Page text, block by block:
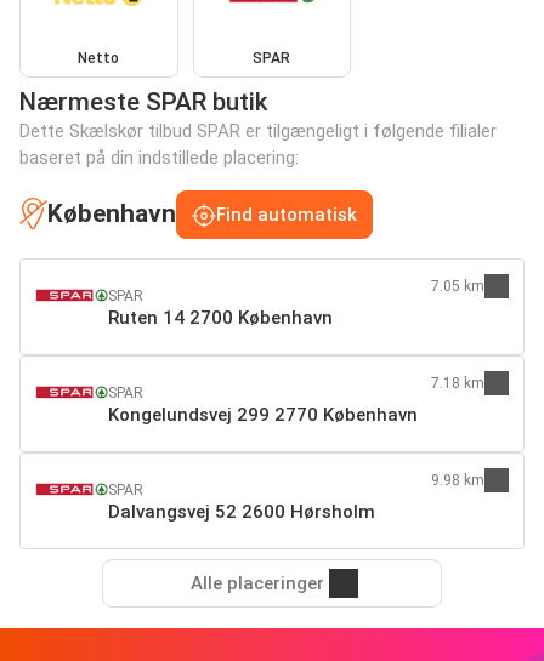
Netto SPAR
Nærmeste SPAR butik
Dette Skælskør tilbud SPAR er tilgængeligt i følgende filialer
baseret på din indstillede placering:
København Find automatisk
SPAR
Ruten 14 2700 København
7.05 km
SPAR
Kongelundsvej 299 2770 København
7.18 km
SPAR
Dalvangsvej 52 2600 Hørsholm
9.98 km
Alle placeringer